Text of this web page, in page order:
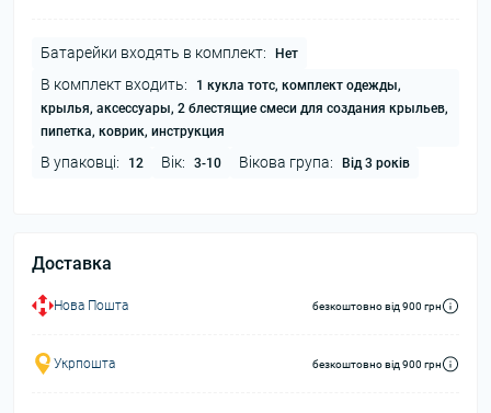
Батарейки входять в комплект: Нет
В комплект входить:
1 кукла тотс, комплект одежды,
крылья, аксессуары, 2 блестящие смеси для создания крыльев,
пипетка, коврик, инструкция
В упаковці: 12 Вік: 3-10 Вікова група: Від 3 років
Доставка
Нова Пошта безкоштовно від 900 грн
Укрпошта безкоштовно від 900 грн